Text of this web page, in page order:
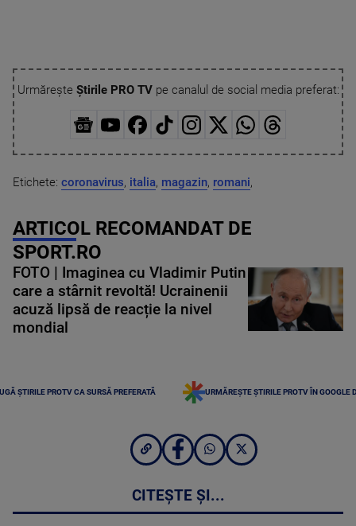
Urmărește Știrile PRO TVpe canalul de social media preferat:
Etichete: coronavirus, italia, magazin, romani,
ARTICOL RECOMANDAT DE
SPORT.RO
FOTO | Imaginea cu Vladimir Putin
care a stârnit revoltă! Ucrainenii
acuză lipsă de reacție la nivel
mondial
ȘTIRILE PROTV CA SURSĂ PREFERATĂ URMĂREȘTE ȘTIRILE PROTV ÎN GOOGLE
CITEȘTE ȘI...